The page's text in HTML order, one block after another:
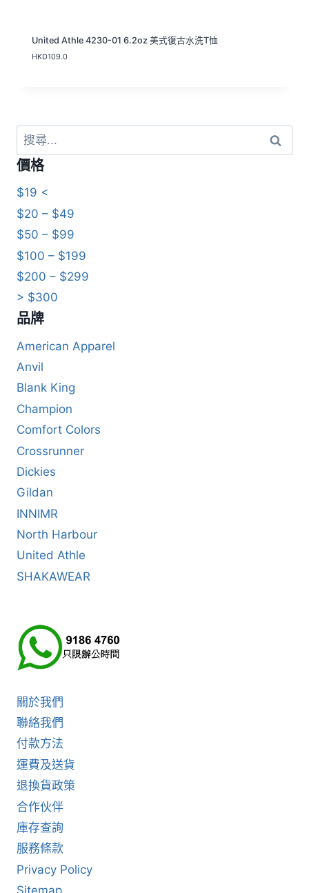
United Athle 4230-01 6.2oz 美式復古水洗T恤
HKD109.0
搜
尋
關
鍵
字:
價格
$19 <
$20 – $49
$50 – $99
$100 – $199
$200 – $299
> $300
品牌
American Apparel
Anvil
Blank King
Champion
Comfort Colors
Crossrunner
Dickies
Gildan
INNIMR
North Harbour
United Athle
SHAKAWEAR
關於我們
聯絡我們
付款方法
運費及送貨
退換貨政策
合作伙伴
庫存查詢
服務條款
Privacy Policy